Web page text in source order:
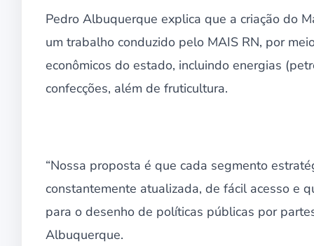
Pedro Albuquerque explica que a criação do
um trabalho conduzido pelo MAIS RN, por
econômicos do estado, incluindo energias
confecções, além de fruticultura.
“Nossa proposta é que cada segmento
constantemente atualizada, de fácil acesso e
para o desenho de políticas públicas por
Albuquerque.